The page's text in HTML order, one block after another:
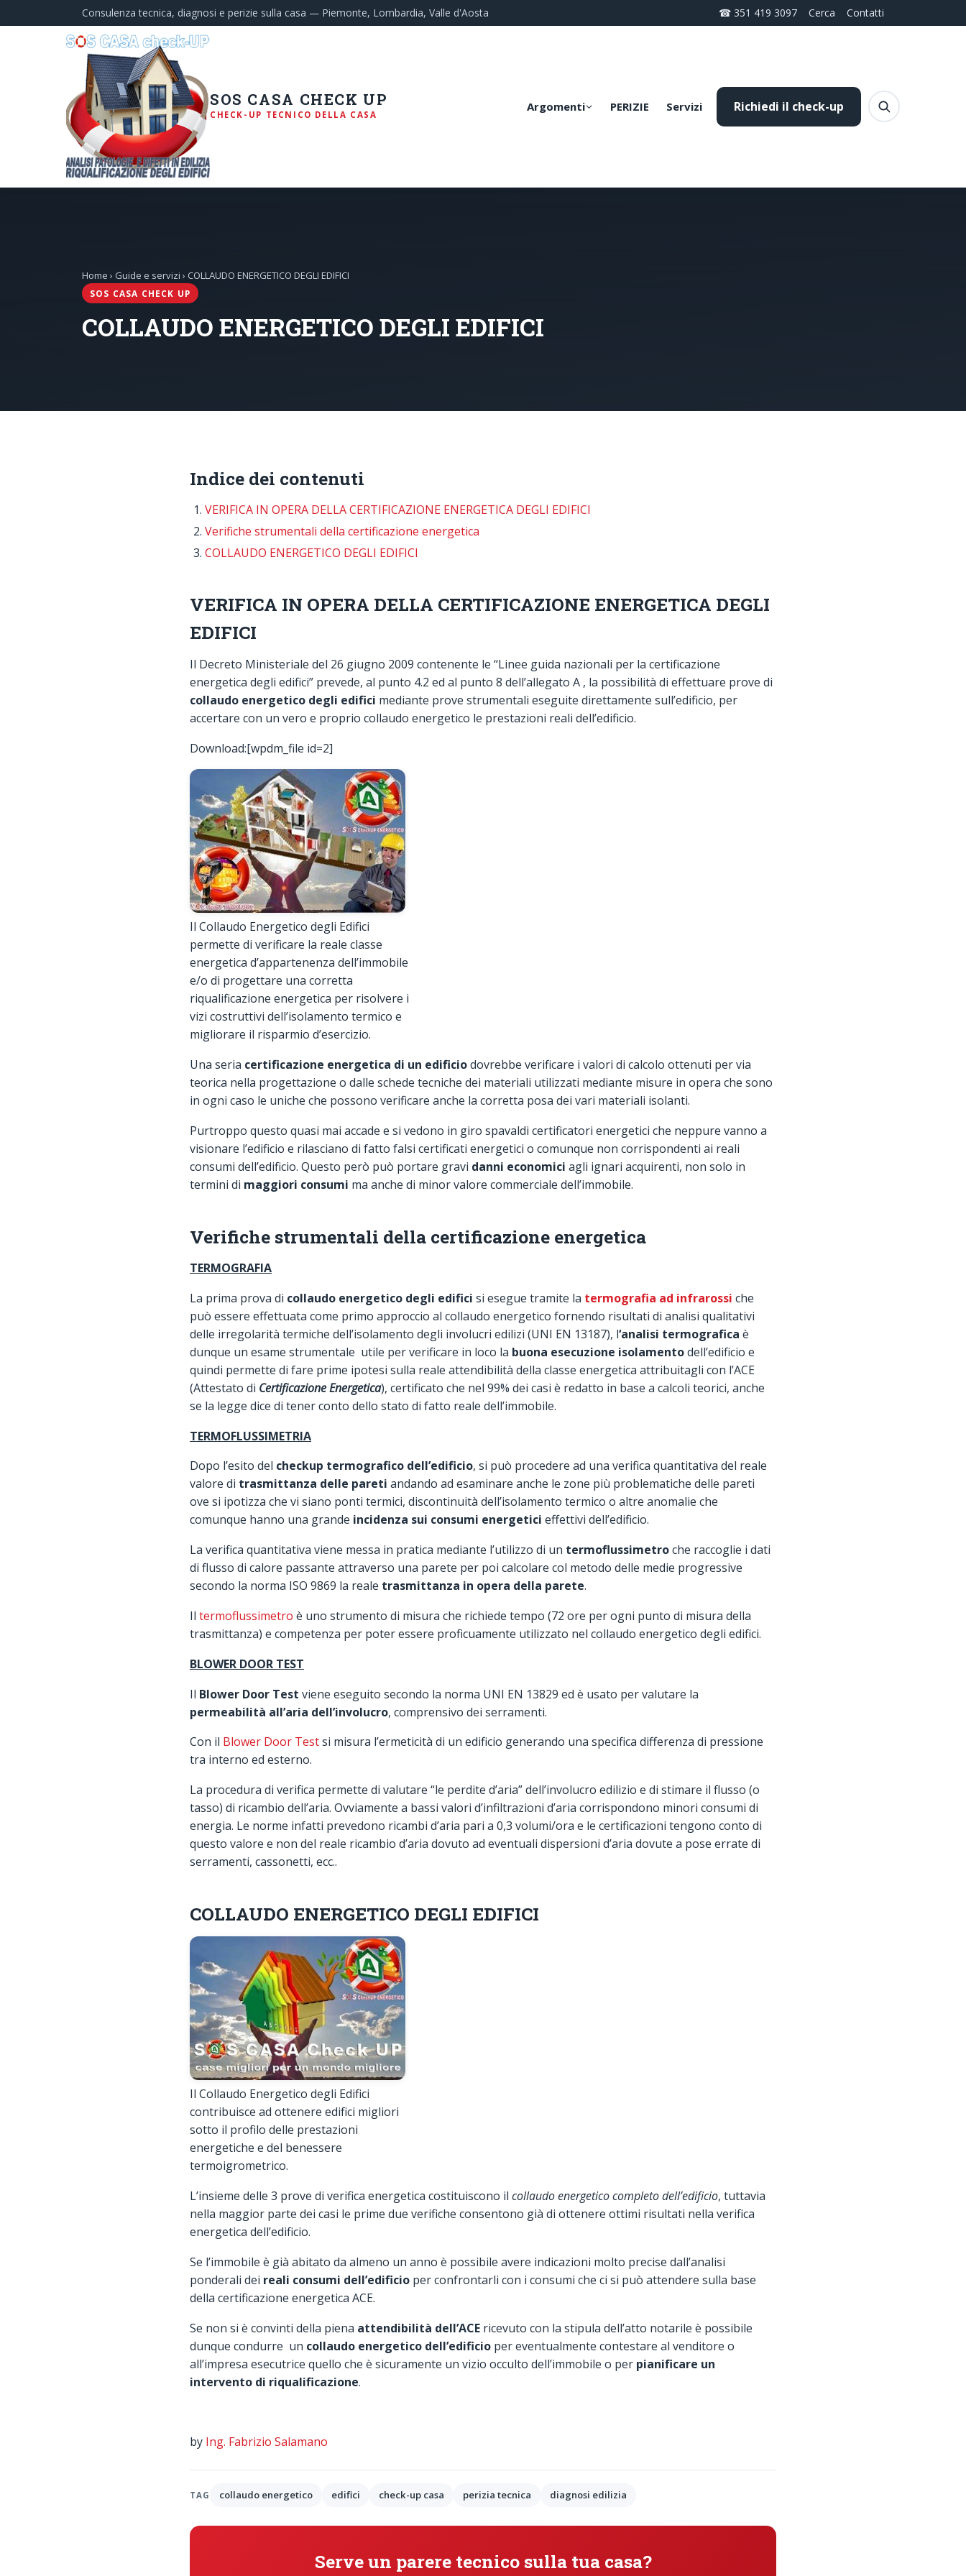
Consulenza tecnica, diagnosi e perizie sulla casa — Piemonte, Lombardia, Valle d'Aosta ☎ 351 419 3097 Cerca Contatti
SOS CASA CHECK UP
CHECK-UP TECNICO DELLA CASA
Argomenti PERIZIE Servizi Richiedi il check-up
Home › Guide e servizi › COLLAUDO ENERGETICO DEGLI EDIFICI
SOS CASA CHECK UP
COLLAUDO ENERGETICO DEGLI EDIFICI
Indice dei contenuti
VERIFICA IN OPERA DELLA CERTIFICAZIONE ENERGETICA DEGLI EDIFICI
Verifiche strumentali della certificazione energetica
COLLAUDO ENERGETICO DEGLI EDIFICI
VERIFICA IN OPERA DELLA CERTIFICAZIONE ENERGETICA DEGLI
EDIFICI
Il Decreto Ministeriale del 26 giugno 2009 contenente le “Linee guida nazionali per la certificazione
energetica degli edifici” prevede, al punto 4.2 ed al punto 8 dell’allegato A , la possibilità di effettuare prove di
collaudo energetico degli edifici mediante prove strumentali eseguite direttamente sull’edificio, per
accertare con un vero e proprio collaudo energetico le prestazioni reali dell’edificio.
Download:[wpdm_file id=2]
Il Collaudo Energetico degli Edifici
permette di verificare la reale classe
energetica d’appartenenza dell’immobile
e/o di progettare una corretta
riqualificazione energetica per risolvere i
vizi costruttivi dell’isolamento termico e
migliorare il risparmio d’esercizio.
Una seria certificazione energetica di un edificiodovrebbe verificare i valori di calcolo ottenuti per via
teorica nella progettazione o dalle schede tecniche dei materiali utilizzati mediante misure in opera che sono
in ogni caso le uniche che possono verificare anche la corretta posa dei vari materiali isolanti.
Purtroppo questo quasi mai accade e si vedono in giro spavaldi certificatori energetici che neppure vanno a
visionare l’edificio e rilasciano di fatto falsi certificati energetici o comunque non corrispondenti ai reali
consumi dell’edificio. Questo però può portare gravi danni economici agli ignari acquirenti, non solo in
termini di maggiori consumi ma anche di minor valore commerciale dell’immobile.
Verifiche strumentali della certificazione energetica
TERMOGRAFIA
La prima prova di collaudo energetico degli edifici si esegue tramite la termografia ad infrarossi che
può essere effettuata come primo approccio al collaudo energetico fornendo risultati di analisi qualitativi
delle irregolarità termiche dell’isolamento degli involucri edilizi (UNI EN 13187), l‘analisi termografica è
dunque un esame strumentale utile per verificare in loco la buona esecuzione isolamentodell’edificio e
quindi permette di fare prime ipotesi sulla reale attendibilità della classe energetica attribuitagli con l’ACE
(Attestato di Certificazione Energetica), certificato che nel 99% dei casi è redatto in base a calcoli teorici, anche
se la legge dice di tener conto dello stato di fatto reale dell’immobile.
TERMOFLUSSIMETRIA
Dopo l’esito del checkup termografico dell’edificio, si può procedere ad una verifica quantitativa del reale
valore di trasmittanza delle pareti andando ad esaminare anche le zone più problematiche delle pareti
ove si ipotizza che vi siano ponti termici, discontinuità dell’isolamento termico o altre anomalie che
comunque hanno una grande incidenza sui consumi energetici effettivi dell’edificio.
La verifica quantitativa viene messa in pratica mediante l’utilizzo di un termoflussimetroche raccoglie i dati
di flusso di calore passante attraverso una parete per poi calcolare col metodo delle medie progressive
secondo la norma ISO 9869 la reale trasmittanza in opera della parete.
Il termoflussimetro è uno strumento di misura che richiede tempo (72 ore per ogni punto di misura della
trasmittanza) e competenza per poter essere proficuamente utilizzato nel collaudo energetico degli edifici.
BLOWER DOOR TEST
Il Blower Door Test viene eseguito secondo la norma UNI EN 13829 ed è usato per valutare la
permeabilità all’aria dell’involucro, comprensivo dei serramenti.
Con il Blower Door Testsi misura l’ermeticità di un edificio generando una specifica differenza di pressione
tra interno ed esterno.
La procedura di verifica permette di valutare “le perdite d’aria” dell’involucro edilizio e di stimare il flusso (o
tasso) di ricambio dell’aria. Ovviamente a bassi valori d’infiltrazioni d’aria corrispondono minori consumi di
energia. Le norme infatti prevedono ricambi d’aria pari a 0,3 volumi/ora e le certificazioni tengono conto di
questo valore e non del reale ricambio d’aria dovuto ad eventuali dispersioni d’aria dovute a pose errate di
serramenti, cassonetti, ecc..
COLLAUDO ENERGETICO DEGLI EDIFICI
Il Collaudo Energetico degli Edifici
contribuisce ad ottenere edifici migliori
sotto il profilo delle prestazioni
energetiche e del benessere
termoigrometrico.
L’insieme delle 3 prove di verifica energetica costituiscono il collaudo energetico completo dell’edificio, tuttavia
nella maggior parte dei casi le prime due verifiche consentono già di ottenere ottimi risultati nella verifica
energetica dell’edificio.
Se l’immobile è già abitato da almeno un anno è possibile avere indicazioni molto precise dall’analisi
ponderali dei reali consumi dell’edificio per confrontarli con i consumi che ci si può attendere sulla base
della certificazione energetica ACE.
Se non si è convinti della piena attendibilità dell’ACE ricevuto con la stipula dell’atto notarile è possibile
dunque condurre un collaudo energetico dell’edificio per eventualmente contestare al venditore o
all’impresa esecutrice quello che è sicuramente un vizio occulto dell’immobile o per pianificare un
intervento di riqualificazione.
by Ing. Fabrizio Salamano
TAG collaudo energetico edifici check-up casa perizia tecnica diagnosi edilizia
Serve un parere tecnico sulla tua casa?